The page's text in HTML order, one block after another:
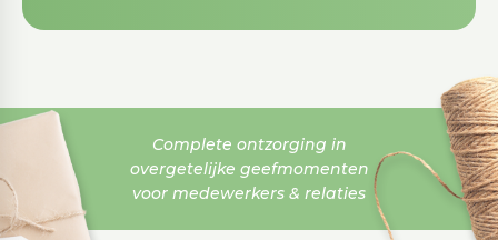
Complete ontzorging in
overgetelijke geefmomenten
voor medewerkers & relaties